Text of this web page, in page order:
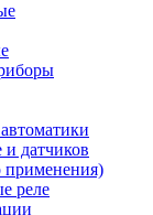
и датчиков
реле